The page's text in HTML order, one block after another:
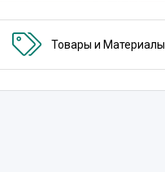
Товары и Материалы